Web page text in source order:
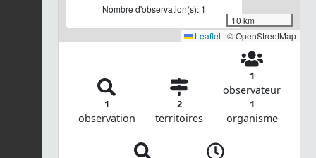
Nombre d'observation(s): 1
10 km
Leaflet | © OpenStreetMap
1
observation
2
territoires
1
observateur
1
organisme